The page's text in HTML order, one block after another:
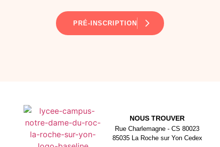
PRÉ-INSCRIPTION
NOUS TROUVER
Rue Charlemagne - CS 80023
85035 La Roche sur Yon Cedex